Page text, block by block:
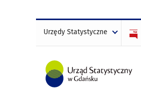
Urzędy Statystyczne